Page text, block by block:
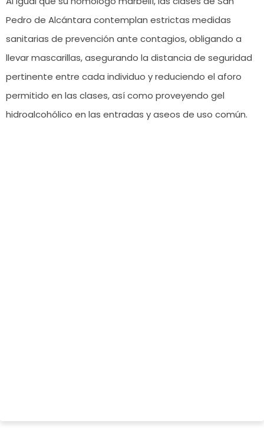
Pedro de Alcántara contemplan estrictas medidas
sanitarias de prevención ante contagios, obligando a
llevar mascarillas, asegurando la distancia de seguridad
pertinente entre cada individuo y reduciendo el aforo
permitido en las clases, así como proveyendo gel
hidroalcohólico en las entradas y aseos de uso común.